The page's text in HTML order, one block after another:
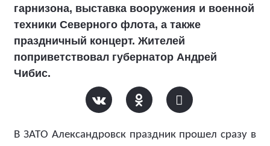
гарнизона, выставка вооружения и военной
техники Северного флота, а также
праздничный концерт. Жителей
поприветствовал губернатор Андрей
Чибис.
В ЗАТО Александровск праздник прошел сразу в